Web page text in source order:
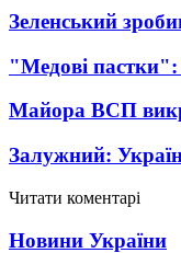
Зеленський
"Медові
Майора ВСП
Залужний:
Читати коментарі
Новини України